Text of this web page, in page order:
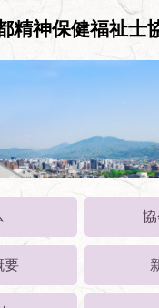
精神保健福祉士
要